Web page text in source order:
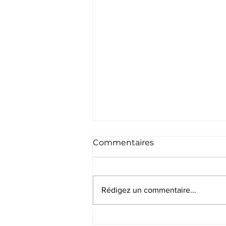
Commentaires
Rédigez un commentaire...